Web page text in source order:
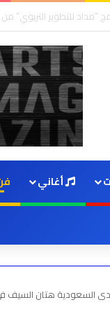
أغاني
السعودية هتان السيف